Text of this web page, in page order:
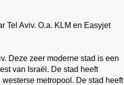
Tel Aviv. O.a. KLM en Easyjet
Deze zeer moderne stad is een
van Israël. De stad heeft
metropool. De stad heeft